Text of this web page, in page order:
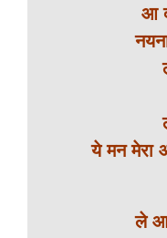
आ
ये मन मेरा
ले